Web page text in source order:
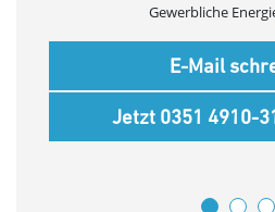
Gewerbliche
E-Mail
Jetzt 0351 4910-